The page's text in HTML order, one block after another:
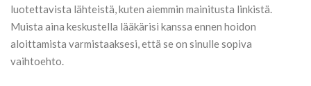
luotettavista lähteistä, kuten aiemmin mainitusta linkistä.
Muista aina keskustella lääkärisi kanssa ennen hoidon
aloittamista varmistaaksesi, että se on sinulle sopiva
vaihtoehto.